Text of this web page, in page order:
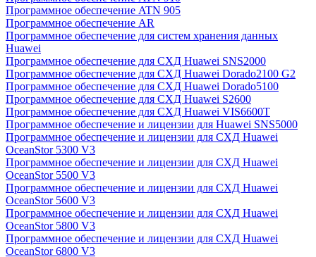
Программное обеспечение ATN 905
Программное обеспечение AR
Программное обеспечение для систем хранения данных
Huawei
Программное обеспечение для СХД Huawei SNS2000
Программное обеспечение для СХД Huawei Dorado2100 G2
Программное обеспечение для СХД Huawei Dorado5100
Программное обеспечение для СХД Huawei S2600
Программное обеспечение для СХД Huawei VIS6600T
Программное обеспечение и лицензии для Huawei SNS5000
Программное обеспечение и лицензии для СХД Huawei
OceanStor 5300 V3
Программное обеспечение и лицензии для СХД Huawei
OceanStor 5500 V3
Программное обеспечение и лицензии для СХД Huawei
OceanStor 5600 V3
Программное обеспечение и лицензии для СХД Huawei
OceanStor 5800 V3
Программное обеспечение и лицензии для СХД Huawei
OceanStor 6800 V3